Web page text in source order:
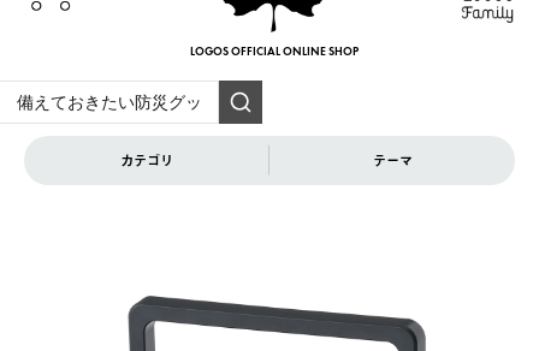
LOGOS OFFICIAL ONLINE SHOP
カテゴリ テーマ